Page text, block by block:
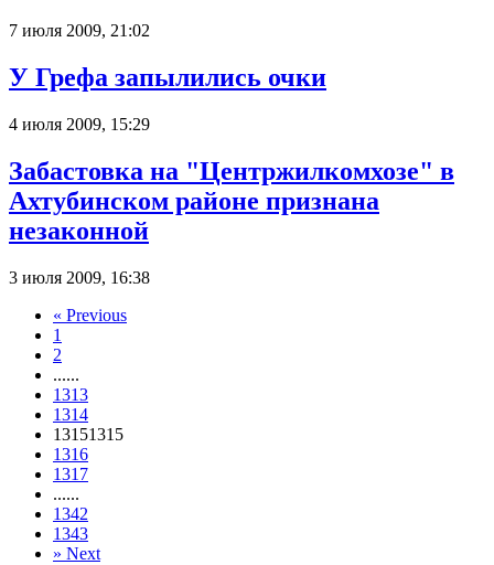
7 июля 2009, 21:02
У Грефа запылились очки
4 июля 2009, 15:29
Забастовка на "Центржилкомхозе" в
Ахтубинском районе признана
незаконной
3 июля 2009, 16:38
« Previous
1
2
......
1313
1314
13151315
1316
1317
......
1342
1343
» Next